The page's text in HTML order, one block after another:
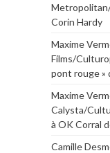
Corin Hardy
Maxime
Films/
pont rouge »
Maxime
Calysta/
à OK Corral
Camille